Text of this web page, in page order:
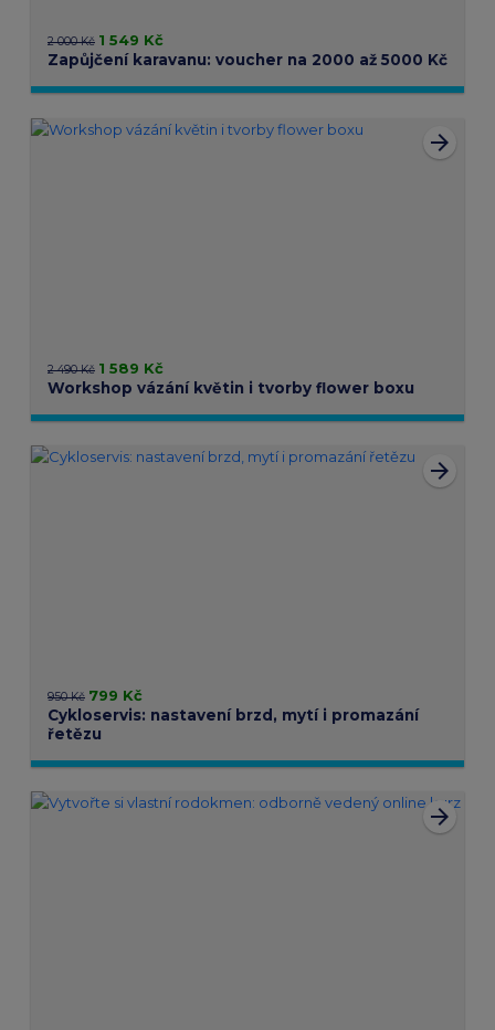
2 000 Kč 1 549 Kč
Zapůjčení karavanu: voucher na 2000 až 5000 Kč
arrow_forward
2 490 Kč 1 589 Kč
Workshop vázání květin i tvorby flower boxu
arrow_forward
950 Kč 799 Kč
Cykloservis: nastavení brzd, mytí i promazání
řetězu
arrow_forward